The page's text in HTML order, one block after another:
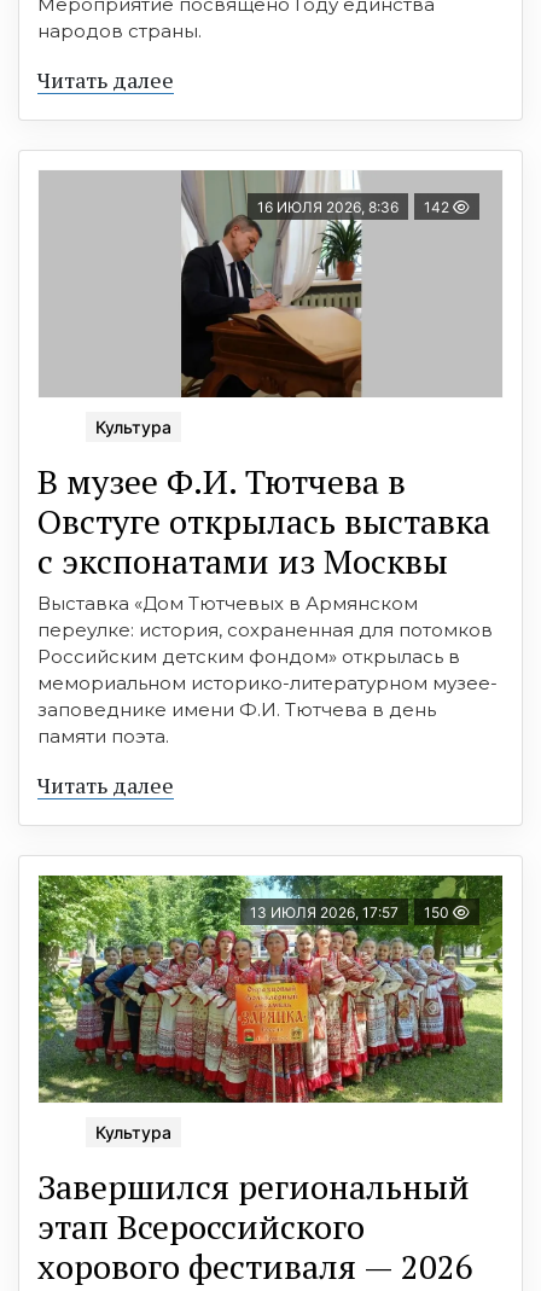
народов страны.
Читать далее
16 ИЮЛЯ 2026, 8:36 142
Культура
В музее Ф.И. Тютчева в
Овстуге открылась выставка
с экспонатами из Москвы
Выставка «Дом Тютчевых в Армянском
переулке: история, сохраненная для потомков
Российским детским фондом» открылась в
мемориальном историко-литературном музее-
заповеднике имени Ф.И. Тютчева в день
памяти поэта.
Читать далее
13 ИЮЛЯ 2026, 17:57 150
Культура
Завершился региональный
этап Всероссийского
хорового фестиваля — 2026